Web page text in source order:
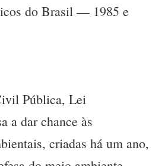
do Brasil — 1985 e
Pública, Lei
a dar chance às
criadas há um ano,